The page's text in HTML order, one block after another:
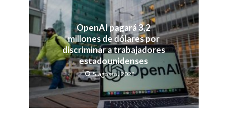
OpenAI pagará 3,2
millones de dólares por
discriminar a trabajadores
estadounidenses
5 agosto, 2026